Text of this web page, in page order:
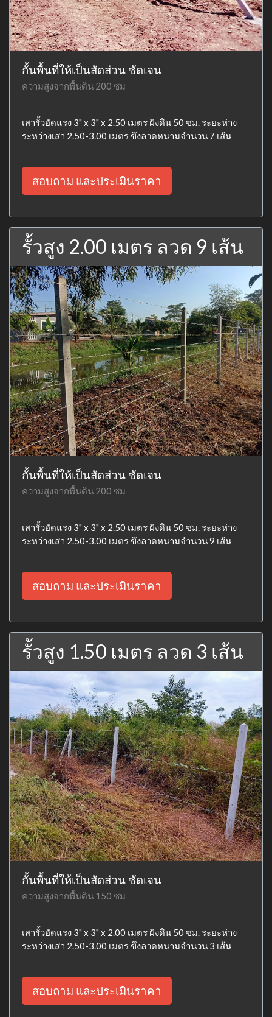
กั้นพื้นที่ให้เป็นสัดส่วน ชัดเจน
ความสูงจากพื้นดิน 200 ซม
เสารั้วอัดแรง 3" x 3" x 2.50 เมตร ฝังดิน 50 ซม. ระยะห่าง
ระหว่างเสา 2.50-3.00 เมตร ขึงลวดหนามจำนวน 7 เส้น
สอบถาม และประเมินราคา
รั้วสูง 2.00 เมตร ลวด 9 เส้น
กั้นพื้นที่ให้เป็นสัดส่วน ชัดเจน
ความสูงจากพื้นดิน 200 ซม
เสารั้วอัดแรง 3" x 3" x 2.50 เมตร ฝังดิน 50 ซม. ระยะห่าง
ระหว่างเสา 2.50-3.00 เมตร ขึงลวดหนามจำนวน 9 เส้น
สอบถาม และประเมินราคา
รั้วสูง 1.50 เมตร ลวด 3 เส้น
กั้นพื้นที่ให้เป็นสัดส่วน ชัดเจน
ความสูงจากพื้นดิน 150 ซม
เสารั้วอัดแรง 3" x 3" x 2.00 เมตร ฝังดิน 50 ซม. ระยะห่าง
ระหว่างเสา 2.50-3.00 เมตร ขึงลวดหนามจำนวน 3 เส้น
สอบถาม และประเมินราคา